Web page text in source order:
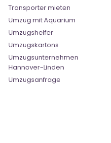
Transporter mieten
Umzug mit Aquarium
Umzugshelfer
Umzugskartons
Umzugsunternehmen
Hannover-Linden
Umzugsanfrage